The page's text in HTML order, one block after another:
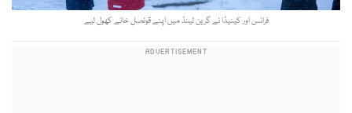
فرانس اور کینیڈا نے گرین لینڈ میں اپنے قونصل خانے کھول لیے